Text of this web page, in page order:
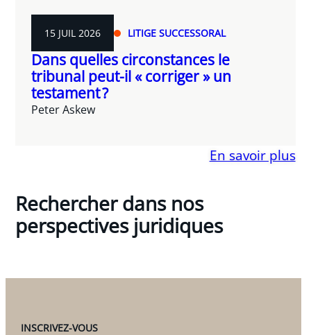
15 JUIL 2026 LITIGE SUCCESSORAL
Dans quelles circonstances le
tribunal peut-il « corriger » un
testament ?
Peter Askew
En savoir plus
Rechercher dans nos
perspectives juridiques
INSCRIVEZ-VOUS